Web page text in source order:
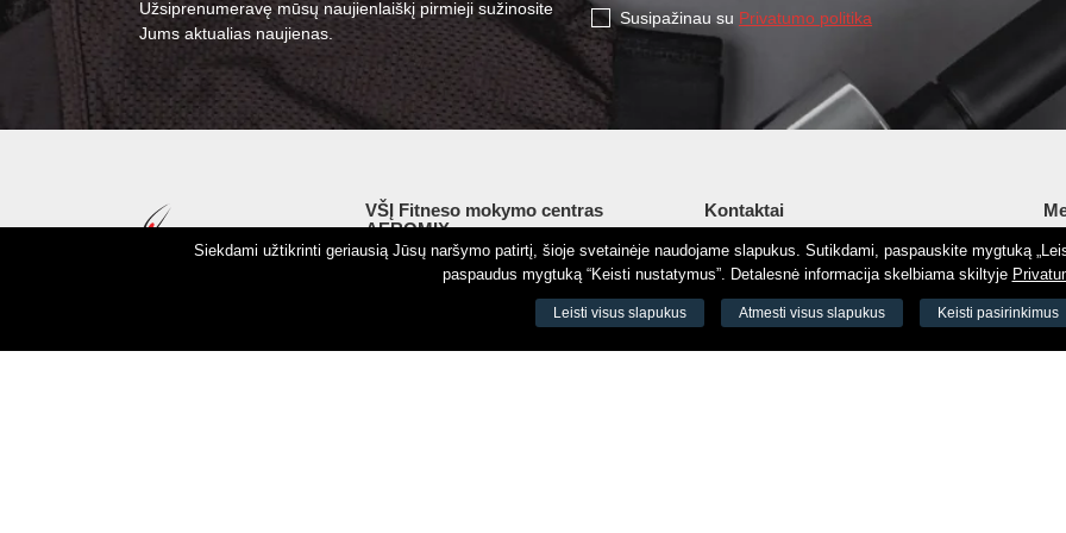
Užsiprenumeravę mūsų naujienlaiškį pirmieji sužinosite
Jums aktualias naujienas.
Susipažinau su Privatumo politika
VŠĮ Fitneso mokymo centras
AEROMIX
Įm. k. 300034190
LT98 7300 0100 8525 8188
Swedbankas, banko kodas 73000
Kontaktai
Šv. Stepono g. 27C, Vilnius, Lietuva
+37060779864
Siekdami užtikrinti geriausią Jūsų naršymo patirtį, šioje svetainėje naudojame slapukus. Sutikdami, paspauskite mygtuką
paspaudus mygtuką “Keisti nustatymus”. Detalesnė informacija skelbiama skiltyje
Leisti visus slapukus Atmesti visus slapukus Keisti pasirinkimus